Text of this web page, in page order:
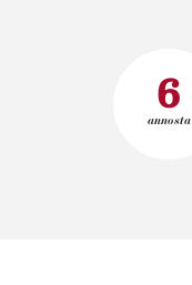
6
annosta